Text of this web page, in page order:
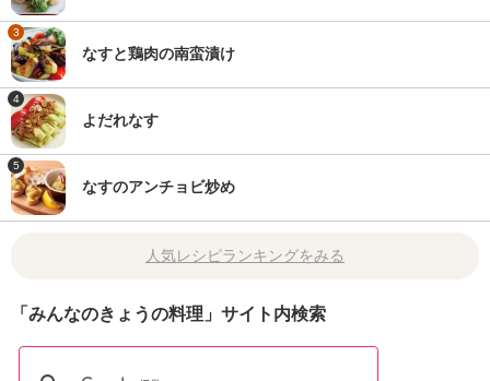
3
なすと鶏肉の南蛮漬け
4
よだれなす
5
なすのアンチョビ炒め
人気レシピランキングをみる
「みんなのきょうの料理」サイト内検索